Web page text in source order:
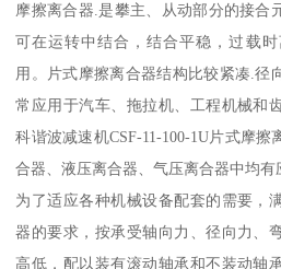
摩擦离合器.是攀主、从动部分的接合
可在运转中结合，结合平稳，过载
用。片式摩擦离合器结构比较紧凑.径
常应用于汽车、拖拉机、工程机械和
科谐波减速机CSF-11-100-1U片式摩
合器、液压离合器、气压离合器中均有
为了适应各种机械设备配套的需要，
器的要求，按承受轴向力、径向力、
高低，配以装有滚动轴承和不装动轴